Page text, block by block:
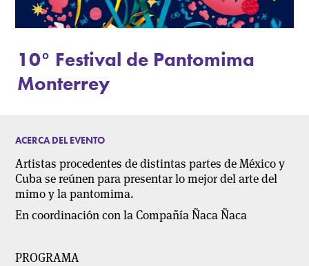
10° Festival de Pantomima
Monterrey
ACERCA DEL EVENTO
Artistas procedentes de distintas partes de México y
Cuba se reúnen para presentar lo mejor del arte del
mimo y la pantomima.
En coordinación con la Compañía Ñaca Ñaca
PROGRAMA